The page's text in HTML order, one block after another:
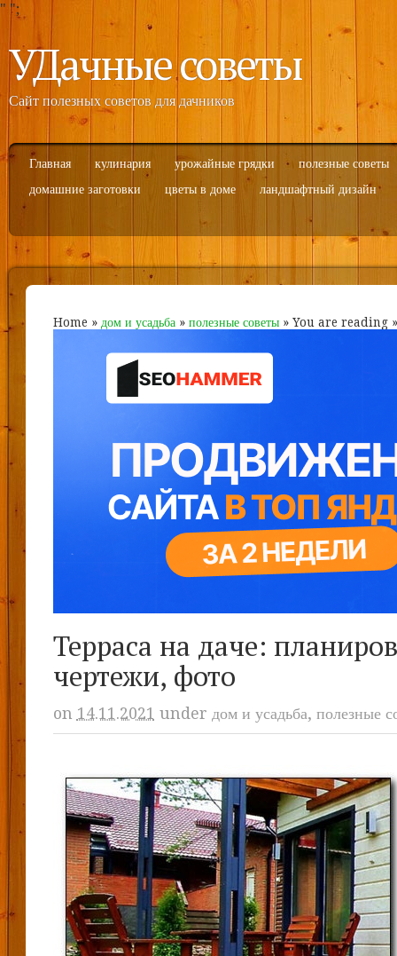
" ";
УДачные советы
Сайт полезных советов для дачников
Главная кулинария урожайные грядки
полезные советы
домашние заготовки
цветы в доме ландшафтный дизайн
Home » дом и усадьба» полезные советы» You are reading »
Терраса на даче:
чертежи, фото
on 14.11.2021 under дом и усадьба, полезные